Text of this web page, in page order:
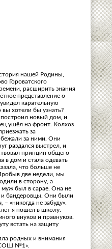
нашей Родины,
Гороватского
расширить знания
представление о
карательную
хотели бы узнать?
построил новый дом, и
ушёл на фронт. Колхоз
за
за ними. Они
раздался выстрел, и
принцип общего
в дом и стала одевать
что больше не
две недели, мы
в сторону, а
был в сарае. Она не
и бандеровцы. Они были
«никогда не забуду».
я пошёл в школу.
внуков и правнуков.
встать на защиту
родных и внимания
СОШ №1».